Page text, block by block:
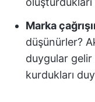
Marka
düşünürler?
duygular gelir
kurdukları